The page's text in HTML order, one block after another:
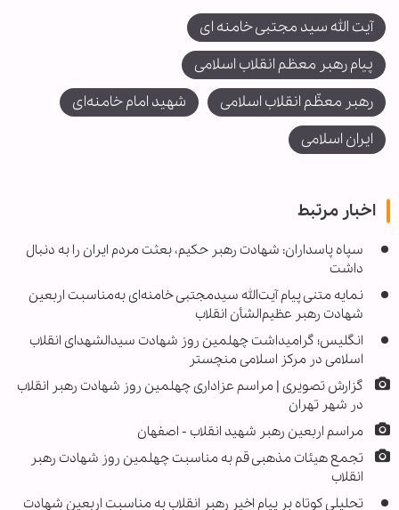
آیت الله سید مجتبی خامنه ای
پیام رهبر معظم انقلاب اسلامی
رهبر معظّم انقلاب اسلامی
شهید امام خامنه‌ای
ایران اسلامی
اخبار مرتبط
سپاه پاسداران: شهادت رهبر حکیم، بعثت مردم ایران را به دنبال
داشت
نمایه متنی پیام آیت‌الله سیدمجتبی خامنه‌ای به‌مناسبت اربعین
شهادت رهبر عظیم‌الشأن انقلاب
انگلیس؛ گرامیداشت چهلمین روز شهادت سیدالشهدای انقلاب
اسلامی در مرکز اسلامی منچستر
گزارش تصویری | مراسم عزاداری چهلمین روز شهادت رهبر انقلاب
در شهر تهران
مراسم اربعین رهبر شهید انقلاب - اصفهان
تجمع هیئات مذهبی قم به مناسبت چهلمین روز شهادت رهبر
انقلاب
تحلیلی کوتاه بر پیام اخیر رهبر انقلاب به مناسبت اربعین شهادت